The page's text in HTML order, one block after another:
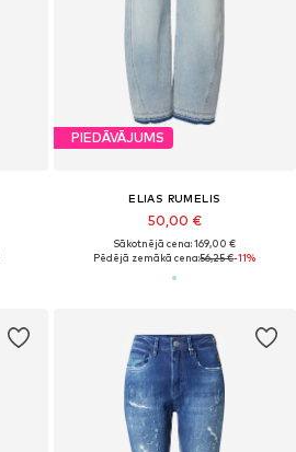
PIEDĀVĀJUMS
ELIAS RUMELIS
50,00 €
Sākotnējā cena: 169,00 €
Pēdējā zemākā cena:56,25 €-11%